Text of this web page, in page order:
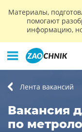
Материалы,
помогают
информацию,
Лента вакансий
Вакансия
по